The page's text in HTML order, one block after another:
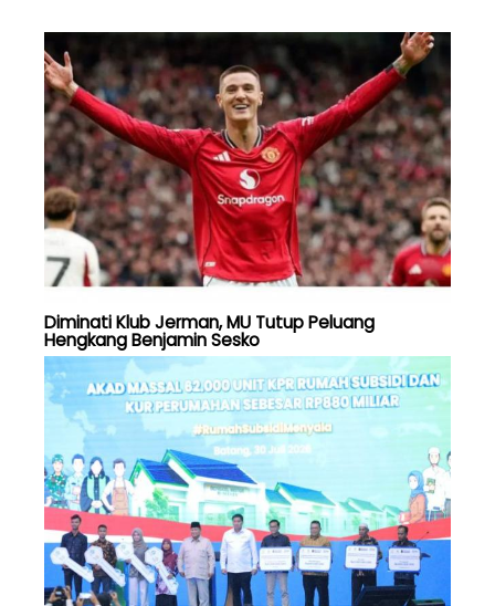
Diminati Klub Jerman, MU Tutup Peluang
Hengkang Benjamin Sesko